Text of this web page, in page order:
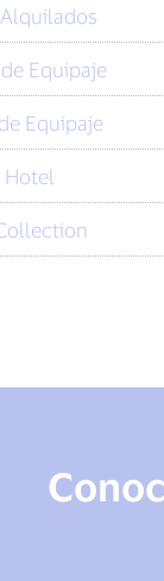
Equipaje
Equipaje
Hotel